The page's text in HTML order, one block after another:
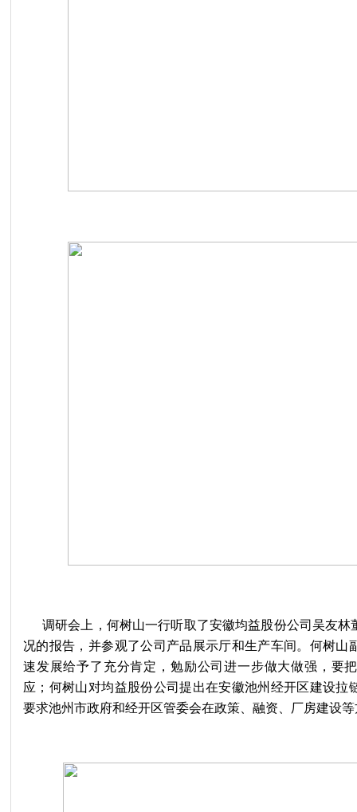
调研会上，何树山一行听取了安徽均益股份公司吴友林
况的报告，并参观了公司产品展示厅和生产车间。何树山
速发展给予了充分肯定，勉励公司进一步做大做强，要
应；何树山对均益股份公司提出在安徽池州经开区建设拉
要求池州市政府和经开区管委会在政策、融资、厂房建设